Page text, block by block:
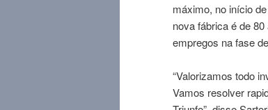
máximo, no início
nova fábrica é de
empregos na fase
“Valorizamos todo
Vamos resolver